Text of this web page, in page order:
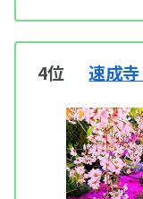
4位 速成